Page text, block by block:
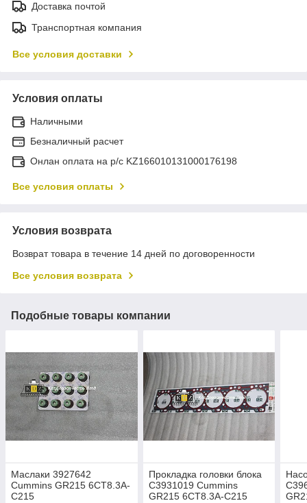
Доставка почтой
Транспортная компания
Все условия доставки
Условия оплаты
Наличными
Безналичный расчет
Онлан оплата на р/с KZ166010131000176198
Все условия оплаты
Условия возврата
Возврат товара в течение 14 дней по договоренности
Все условия возврата
Подобные товары компании
Маслаки 3927642
Cummins GR215 6CT8.3A-
C215
Прокладка головки блока
С3931019 Cummins
GR215 6CT8.3A-C215